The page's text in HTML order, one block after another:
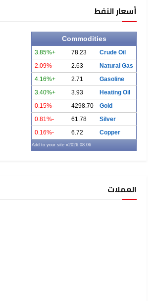
أسعار النفط
Commodities
Crude Oil
78.23
+3.85%
Natural Gas
2.63
-2.09%
Gasoline
2.71
+4.16%
Heating Oil
3.93
+3.40%
Gold
4298.70
-0.15%
Silver
61.78
-0.81%
Copper
6.72
-0.16%
2026.08.06
» Add to your site
العملات